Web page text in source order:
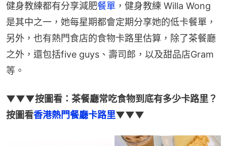
健身教練都有分享減肥餐單 ，健身教練 Willa Wong
是其中之一，她每星期都會定期分享她的低卡餐單，
另外，也有熱門食店的食物卡路里估算，除了茶餐廳
之外，還包括five guys、壽司郎，以及甜品店Gram
等。
▼▼▼按圖看：茶餐廳常吃食物到底有多少卡路里？
按圖看香港熱門餐廳卡路里▼▼▼